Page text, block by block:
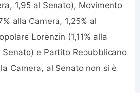
1,95 al Senato), Movimento
alla Camera, 1,25% al
Lorenzin (1,11% alla
Senato) e Partito Repubblicano
Camera, al Senato non si è